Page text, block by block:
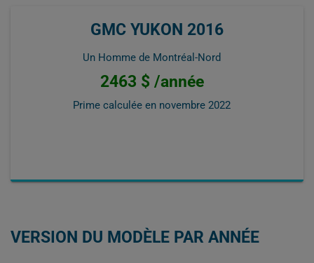
GMC YUKON 2016
Un Homme de Montréal-Nord
2463 $ /année
Prime calculée en novembre 2022
VERSION DU MODÈLE PAR ANNÉE